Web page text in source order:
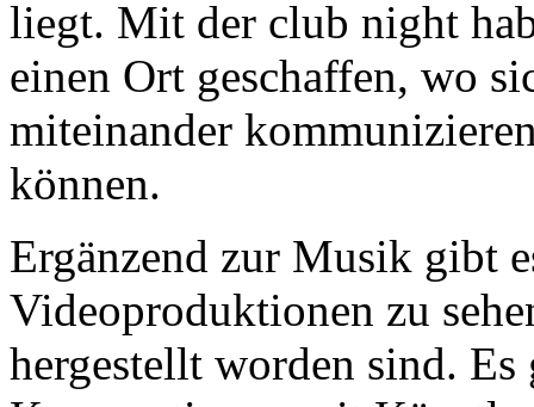
liegt. Mit der club night
einen Ort geschaffen, wo
miteinander
können.
Ergänzend zur Musik gibt
Videoproduktionen zu
hergestellt worden sind.